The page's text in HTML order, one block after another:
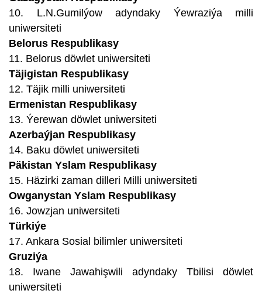
10. L.N.Gumilýow adyndaky Ýewraziýa milli
uniwersiteti
Belorus Respublikasy
11. Belorus döwlet uniwersiteti
Täjigistan Respublikasy
12. Täjik milli uniwersiteti
Ermenistan Respublikasy
13. Ýerewan döwlet uniwersiteti
Azerbaýjan Respublikasy
14. Baku döwlet uniwersiteti
Päkistan Yslam Respublikasy
15. Häzirki zaman dilleri Milli uniwersiteti
Owganystan Yslam Respublikasy
16. Jowzjan uniwersiteti
Türkiýe
17. Ankara Sosial bilimler uniwersiteti
Gruziýa
18. Iwane Jawahişwili adyndaky Tbilisi döwlet
uniwersiteti